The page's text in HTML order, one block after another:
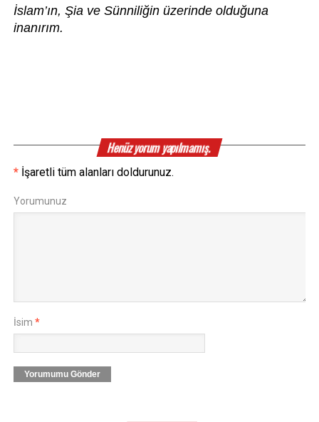
İslam’ın, Şia ve Sünniliğin üzerinde olduğuna
inanırım.
Henüz yorum yapılmamış.
* İşaretli tüm alanları doldurunuz.
Yorumunuz
İsim *
Yorumumu Gönder